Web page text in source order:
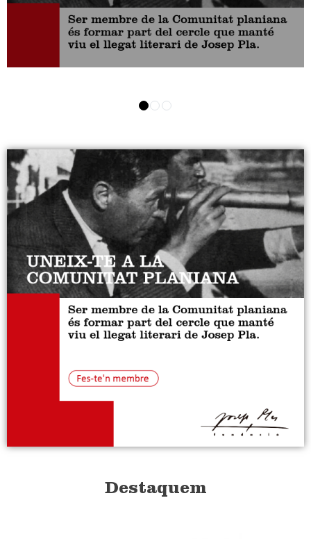
Destaquem